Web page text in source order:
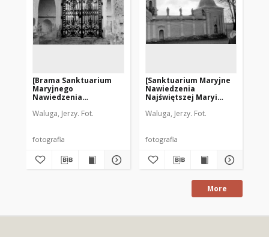
[Brama Sanktuarium
Maryjnego
Nawiedzenia
Panny i św. Józefa w
Waluga, Jerzy. Fot.
fotografia
[Sanktuarium Maryjne
Nawiedzenia
Najświętszej Maryi
Krośnie]
Waluga, Jerzy. Fot.
fotografia
More